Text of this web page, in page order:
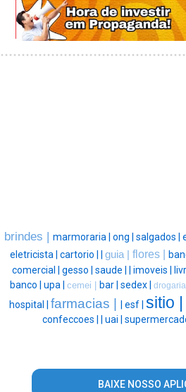
brindes | marmoraria | ong | salgados |
eletricista | cartorio | guia | flores |
comercial | gesso | saude | imoveis |
banco | upa | cemei | bar | sedex | drogaria
hospital | farmacias | esf | sitio |
confeccoes |
uai |
BAIXE NOSSO